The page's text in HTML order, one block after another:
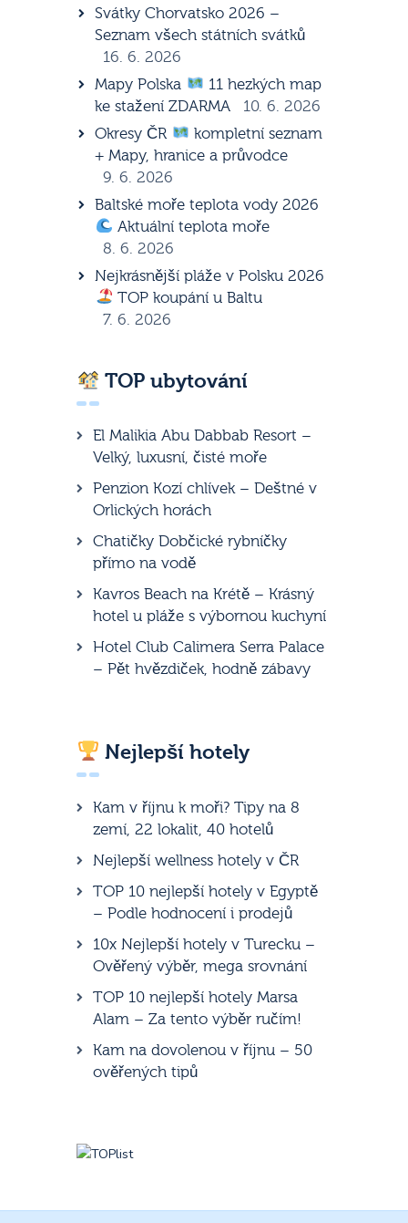
Svátky Chorvatsko 2026 –
Seznam všech státních svátků
16. 6. 2026
Mapy Polska
11 hezkých map
ke stažení ZDARMA
10. 6. 2026
Okresy ČR
kompletní seznam
+ Mapy, hranice a průvodce
9. 6. 2026
Baltské moře teplota vody 2026
Aktuální teplota moře
8. 6. 2026
Nejkrásnější pláže v Polsku 2026
TOP koupání u Baltu
7. 6. 2026
TOP ubytování
El Malikia Abu Dabbab Resort –
Velký, luxusní, čisté moře
Penzion Kozí chlívek – Deštné v
Orlických horách
Chatičky Dobčické rybníčky
přímo na vodě
Kavros Beach na Krétě – Krásný
hotel u pláže s výbornou kuchyní
Hotel Club Calimera Serra Palace
– Pět hvězdiček, hodně zábavy
Nejlepší hotely
Kam v říjnu k moři? Tipy na 8
zemí, 22 lokalit, 40 hotelů
Nejlepší wellness hotely v ČR
TOP 10 nejlepší hotely v Egyptě
– Podle hodnocení i prodejů
10x Nejlepší hotely v Turecku –
Ověřený výběr, mega srovnání
TOP 10 nejlepší hotely Marsa
Alam – Za tento výběr ručím!
Kam na dovolenou v říjnu – 50
ověřených tipů